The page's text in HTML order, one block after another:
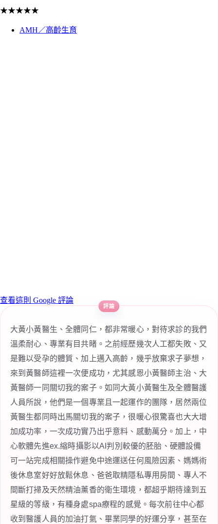
★★★★★
AMH／高齡生育
查看這則 Google 評論
大黃小黃醫生、全體同仁，都非常暖心，對待求診的我們
溫柔耐心、專業有目共睹。之前經歷幾次人工都失敗、又
是難以受孕的體質、加上邁入高齡，幾乎放棄求子夢想，
來到黃醫師這裡一次便成功，尤其感恩小黃醫師主治、大
黃醫師一同關切我的案子。如同大黃小黃醫生及全體醫護
人員所說，他們是一個專業且一起運作的團隊，居然兩位
黃醫生都同時出馬關切我的案子，很暖心很驚喜也大大增
加成功率，一次成功實乃出乎意料、感動萬分。加上，中
心軟體先進ex.縮時攝影以AI判別較優的胚胎、硬體設備
可一站完成相關操作避免中途運送任何風險因素、媽媽術
後休息室好好放鬆休息、爸爸取精隱私專用房間、專人不
間斷打掃及天然精油薰香的衛生環境，都超乎期待達到五
星級的等級，有種身處spa療程的感覺。每次前往中心都
收到醫護人員的加油打氣、畢業同學的好運分享，甚至在